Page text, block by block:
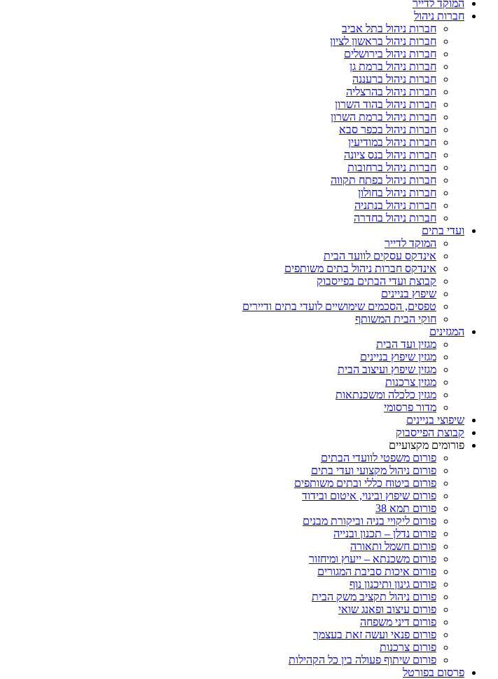
המוקד לדייר
חברות ניהול
חברות ניהול בתל אביב
חברות ניהול בראשון לציון
חברות ניהול בירושלים
חברות ניהול ברמת גן
חברות ניהול ברעננה
חברות ניהול בהרצליה
חברות ניהול בהוד השרון
חברות ניהול ברמת השרון
חברות ניהול בכפר סבא
חברות ניהול במודיעין
חברות ניהול בנס ציונה
חברות ניהול ברחובות
חברות ניהול בפתח תקווה
חברות ניהול בחולון
חברות ניהול בנתניה
חברות ניהול בחדרה
ועדי בתים
המוקד לדייר
אינדקס עסקים לוועד הבית
אינדקס חברות ניהול בתים משותפים
קבוצת ועדי הבתים בפייסבוק
שיפוץ בניינים
טפסים, הסכמים שימושיים לועדי בתים ודיירים
חוקי הבית המשותף
המגזינים
מגזין ועד הבית
מגזין שיפוץ בניינים
מגזין שיפוץ ועיצוב הבית
מגזין צרכנות
מגזין כלכלה ומשכנתאות
מדור פרסומי
שיפוצי בניינים
קבוצת הפייסבוק
פורומים מקצועיים
פורום משפטי לוועדי הבתים
פורום ניהול מקצועי ועדי בתים
פורום ביטוח כללי ובתים משותפים
פורום שיפוץ ובינוי, איטום ובידוד
פורום תמא 38
פורום ליקויי בניה וביקורת מבנים
פורום נדלן – תכנון ובנייה
פורום חשמל ותאורה
פורום משכנתא – ייעוץ ומיחזור
פורום איכות סביבת המגורים
פורום גינון ותיכנון נוף
פורום ניהול תקציב משק הבית
פורום עיצוב ופאנג שואי
פורום דיני משפחה
פורום פנאי ועשה זאת בעצמך
פורום צרכנות
פורום שיתוף פעולה בין כל הקהילות
פרסום בפורטל